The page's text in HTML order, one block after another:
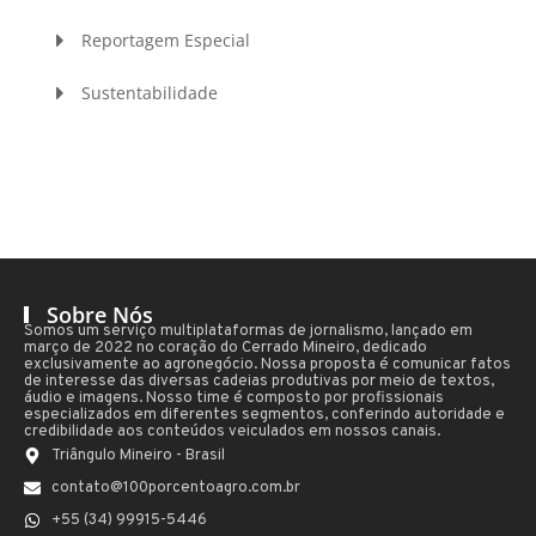
Reportagem Especial
Sustentabilidade
Sobre Nós
Somos um serviço multiplataformas de jornalismo, lançado em
março de 2022 no coração do Cerrado Mineiro, dedicado
exclusivamente ao agronegócio. Nossa proposta é comunicar fatos
de interesse das diversas cadeias produtivas por meio de textos,
áudio e imagens. Nosso time é composto por profissionais
especializados em diferentes segmentos, conferindo autoridade e
credibilidade aos conteúdos veiculados em nossos canais.
Triângulo Mineiro - Brasil
contato@100porcentoagro.com.br
+55 (34) 99915-5446